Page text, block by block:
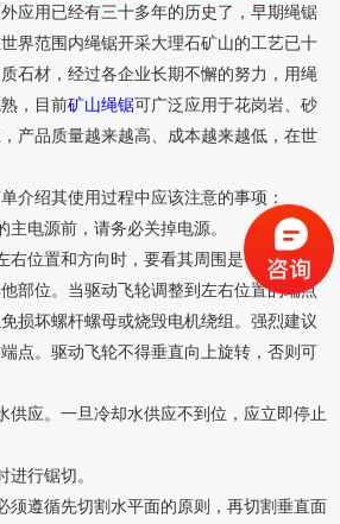
用已经有三十多年的历史了，早期绳锯
界范围内绳锯开采大理石矿山的工艺已十
石材，经过各企业长期不懈的努力，用绳
，目前矿山绳锯可广泛应用于花岗岩、砂
产品质量越来越高、成本越来越低，在世
绍其使用过程中应该注意的事项：
电源前，请务必关掉电源。
位置和方向时，要看其周围是否有障碍
部位。当驱动飞轮调整到左右位置的端点
损坏螺杆螺母或烧毁电机绕组。强烈建议
点。驱动飞轮不得垂直向上旋转，否则可
应。一旦冷却水供应不到位，应立即停止
行锯切。
遵循先切割水平面的原则，再切割垂直面